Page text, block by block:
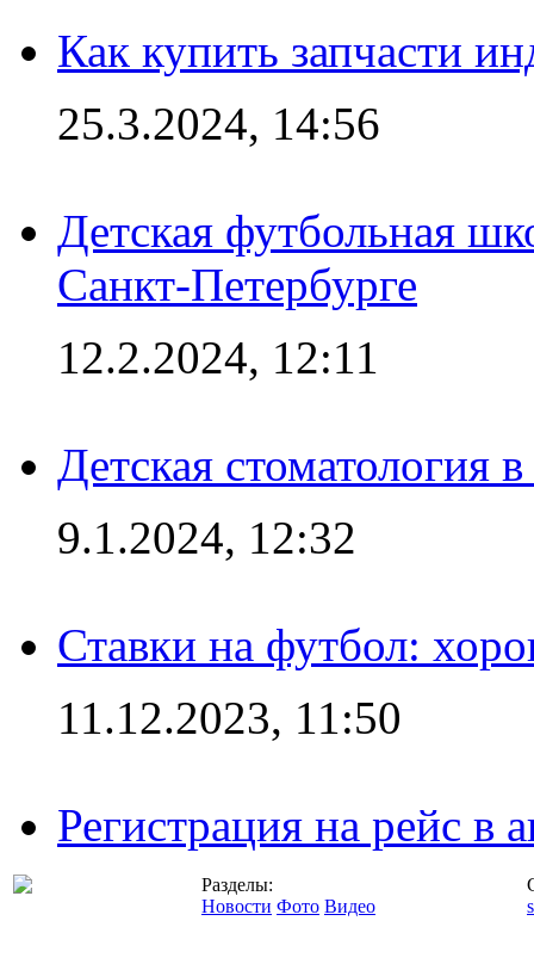
Как купить запчасти
25.3.2024, 14:56
Детская футбольная
Санкт-Петербурге
12.2.2024, 12:11
Детская стоматология
9.1.2024, 12:32
Ставки на футбол:
11.12.2023, 11:50
Регистрация на рейс в
Разделы:
Новости Фото Видео